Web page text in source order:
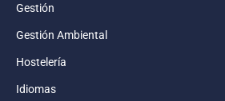
Gestión
Gestión Ambiental
Hostelería
Idiomas